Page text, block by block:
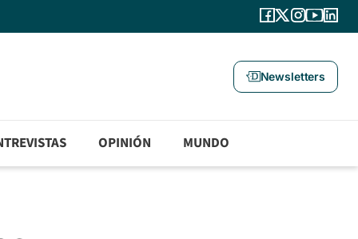
Newsletters
OPINIÓN MUNDO